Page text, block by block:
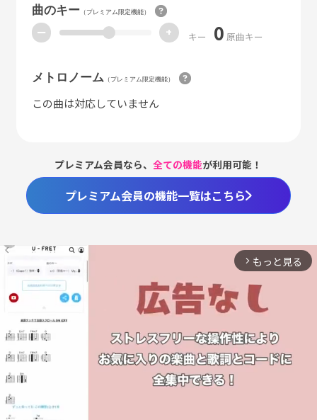
曲のキー（プレミアム限定機能）
ー + キー 0 原曲キー
メトロノーム （プレミアム限定機能）
この曲は対応していません
プレミアム会員なら、全ての機能が利用可能！
プレミアム会員の機能一覧はこちら
arrow_forward_ios もっと見る